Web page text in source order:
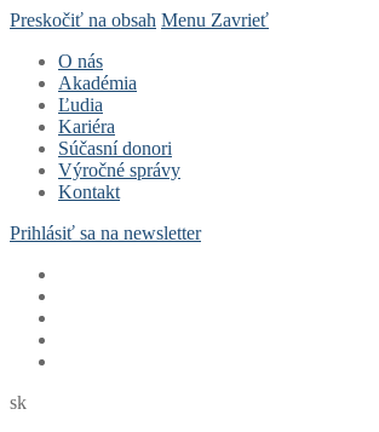
Preskočiť na obsah Menu Zavrieť
O nás
Akadémia
Ľudia
Kariéra
Súčasní donori
Výročné správy
Kontakt
Prihlásiť sa na newsletter
sk